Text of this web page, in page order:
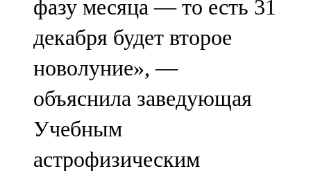
фазу месяца — то есть 31
декабря будет второе
новолуние», —
объяснила заведующая
Учебным
астрофизическим